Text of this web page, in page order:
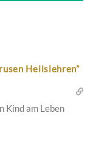
Heilslehren”
Kind am Leben